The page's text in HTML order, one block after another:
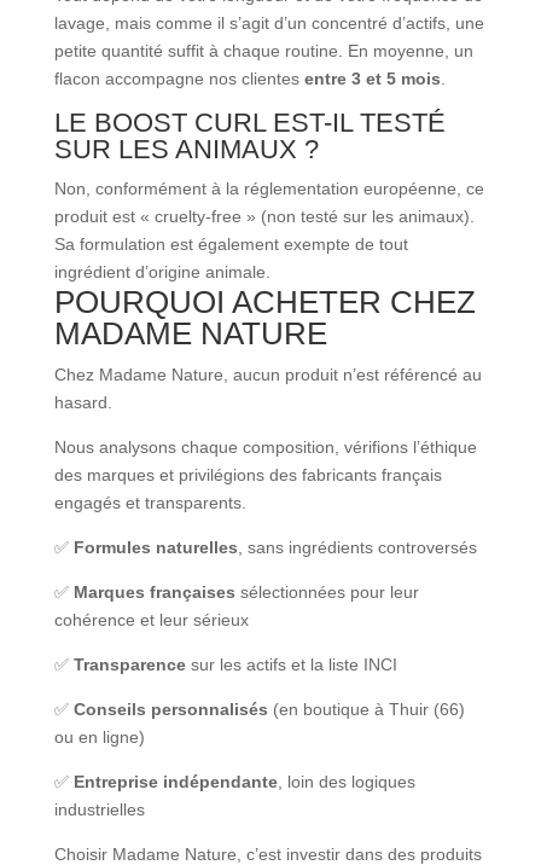
lavage, mais comme il s’agit d’un concentré d’actifs, une
petite quantité suffit à chaque routine. En moyenne, un
flacon accompagne nos clientes entre 3 et 5 mois
LE BOOST CURL EST-IL TESTÉ
SUR LES ANIMAUX ?
Non, conformément à la réglementation européenne, ce
produit est « cruelty-free » (non testé sur les animaux).
Sa formulation est également exempte de tout
ingrédient d’origine animale.
POURQUOI ACHETER CHEZ
MADAME NATURE
Chez Madame Nature, aucun produit n’est référencé au
hasard.
Nous analysons chaque composition, vérifions l’éthique
des marques et privilégions des fabricants français
engagés et transparents.
✅ Formules naturelles , sans ingrédients controversés
✅ Marques françaises sélectionnées pour leur
cohérence et leur sérieux
✅ Transparencesur les actifs et la liste INCI
✅ Conseils personnalisés (en boutique à Thuir (66)
ou en ligne)
✅ Entreprise indépendante, loin des logiques
industrielles
Choisir Madame Nature, c’est investir dans des produits